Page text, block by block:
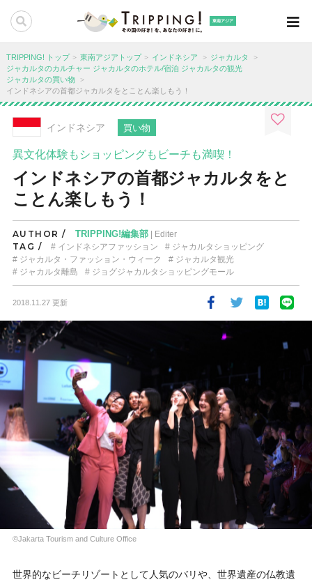
東南アジア
TRIPPING! トップ 東南アジアトップ インドネシア
ジャカルタ
ジャカルタのカルチャー ジャカルタのホテル/宿泊 ジャカルタの観光
ジャカルタの買い物
インドネシアの首都ジャカルタをとことん楽しもう！
インドネシア 買い物
異文化体験もショッピングもビーチも満喫！
インドネシアの首都ジャカルタをと
ことん楽しもう！
AUTHOR / TRIPPING!編集部| Editer
TAG / インドネシアファッション
ジャカルタショッピング
ジャカルタ・ファッション・ウィーク
ジャカルタ観光
ジャカルタ離島
ジョグジャカルタショッピングモール
2018.11.27 更新
©Jakarta Tourism and Culture Office
世界的なビーチリゾートとして人気のバリや、世界遺産の仏教遺